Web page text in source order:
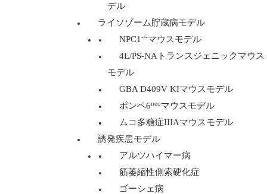
デル
ライソゾーム貯蔵病モデル
NPC1 -/-マウスモデル
4L/PS-NAトランスジェニックマウス
モデル
GBA D409V KIマウスモデル
ポンペ6neoマウスモデル
ムコ多糖症IIIAマウスモデル
誘発疾患モデル
アルツハイマー病
筋萎縮性側索硬化症
ゴーシェ病